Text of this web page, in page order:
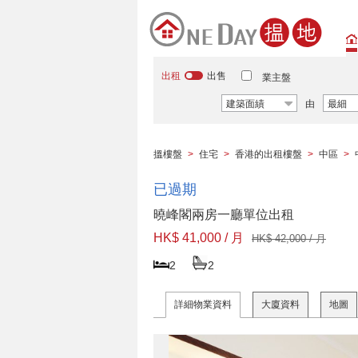
出租 出售 業主盤
建築面績 由 最細
搵樓盤 > 住宅 > 香港的出租樓盤 > 中區 >
已過期
曉峰閣兩房一廳單位出租
HK$ 41,000 / 月
HK$ 42,000 / 月
2 2
詳細物業資料 大廈資料 地圖